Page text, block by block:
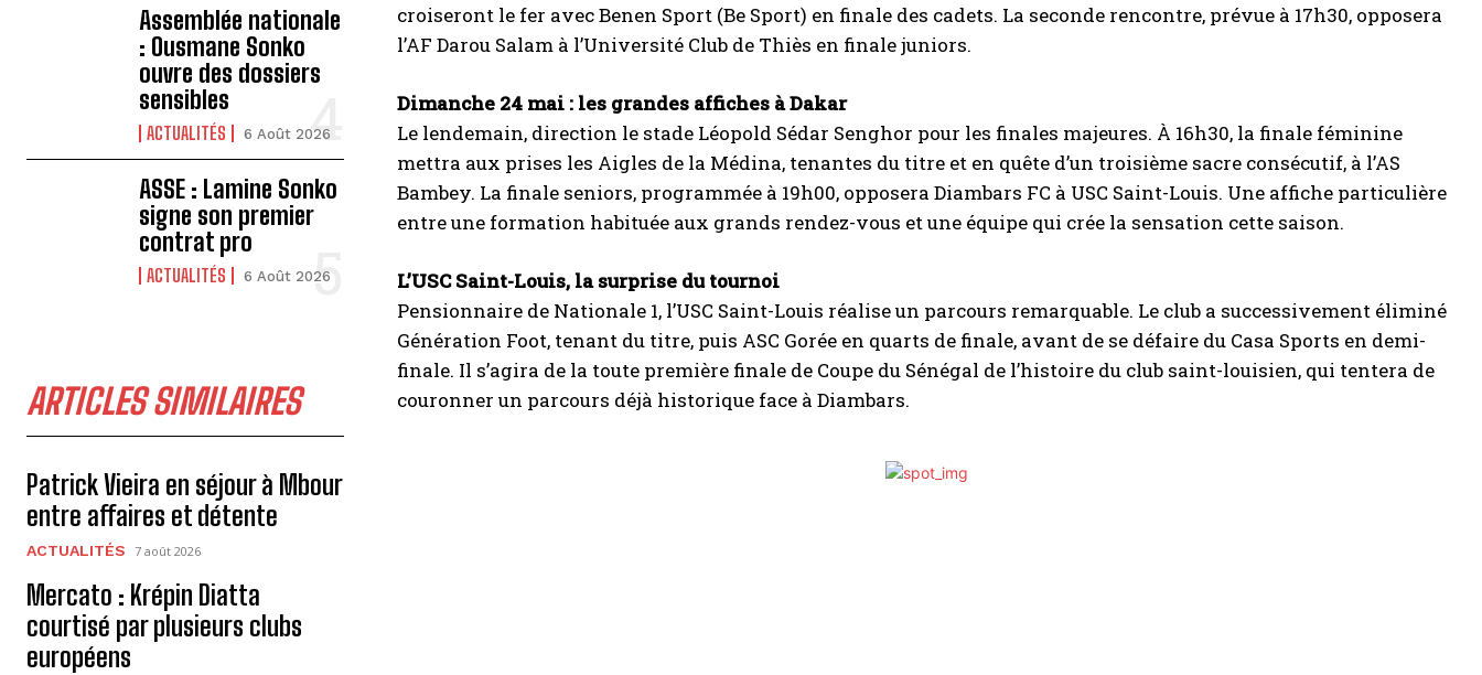
Assemblée nationale
: Ousmane Sonko
ouvre des dossiers
sensibles
ACTUALITÉS 6 Août 2026
ASSE : Lamine Sonko
signe son premier
contrat pro
ACTUALITÉS 6 Août 2026
ARTICLES SIMILAIRES
Patrick Vieira en séjour à Mbour
entre affaires et détente
ACTUALITÉS 7 août 2026
Mercato : Krépin Diatta
courtisé par plusieurs clubs
européens
croiseront le fer avec Benen Sport (Be Sport) en finale des cadets. La seconde rencontre, prévue à 17h30, opposera
l’AF Darou Salam à l’Université Club de Thiès en finale juniors.
Dimanche 24 mai : les grandes affiches à Dakar
Le lendemain, direction le stade Léopold Sédar Senghor pour les finales majeures. À 16h30, la finale féminine
mettra aux prises les Aigles de la Médina, tenantes du titre et en quête d’un troisième sacre consécutif, à l’AS
Bambey. La finale seniors, programmée à 19h00, opposera Diambars FC à USC Saint-Louis. Une affiche particulière
entre une formation habituée aux grands rendez-vous et une équipe qui crée la sensation cette saison.
L’USC Saint-Louis, la surprise du tournoi
Pensionnaire de Nationale 1, l’USC Saint-Louis réalise un parcours remarquable. Le club a successivement éliminé
Génération Foot, tenant du titre, puis ASC Gorée en quarts de finale, avant de se défaire du Casa Sports en demi-
finale. Il s’agira de la toute première finale de Coupe du Sénégal de l’histoire du club saint-louisien, qui tentera de
couronner un parcours déjà historique face à Diambars.